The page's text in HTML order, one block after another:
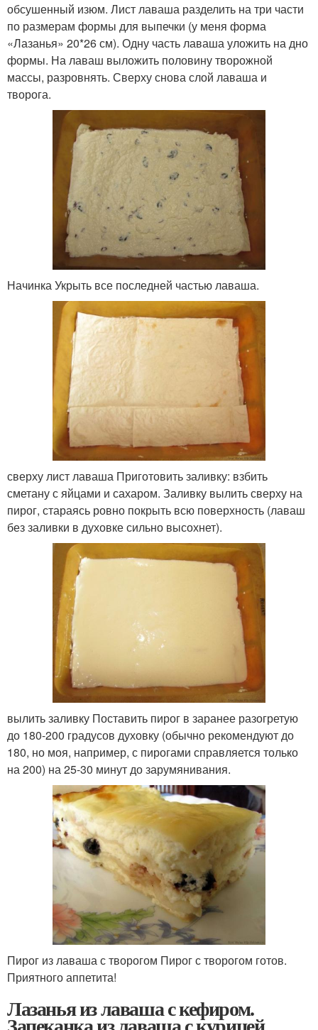
обсушенный изюм. Лист лаваша разделить на три части
по размерам формы для выпечки (у меня форма
«Лазанья» 20*26 см). Одну часть лаваша уложить на дно
формы. На лаваш выложить половину творожной
массы, разровнять. Сверху снова слой лаваша и
творога.
Начинка Укрыть все последней частью лаваша.
сверху лист лаваша Приготовить заливку: взбить
сметану с яйцами и сахаром. Заливку вылить сверху на
пирог, стараясь ровно покрыть всю поверхность (лаваш
без заливки в духовке сильно высохнет).
вылить заливку Поставить пирог в заранее разогретую
до 180-200 градусов духовку (обычно рекомендуют до
180, но моя, например, с пирогами справляется только
на 200) на 25-30 минут до зарумянивания.
Пирог из лаваша с творогом Пирог с творогом готов.
Приятного аппетита!
Лазанья из лаваша с кефиром.